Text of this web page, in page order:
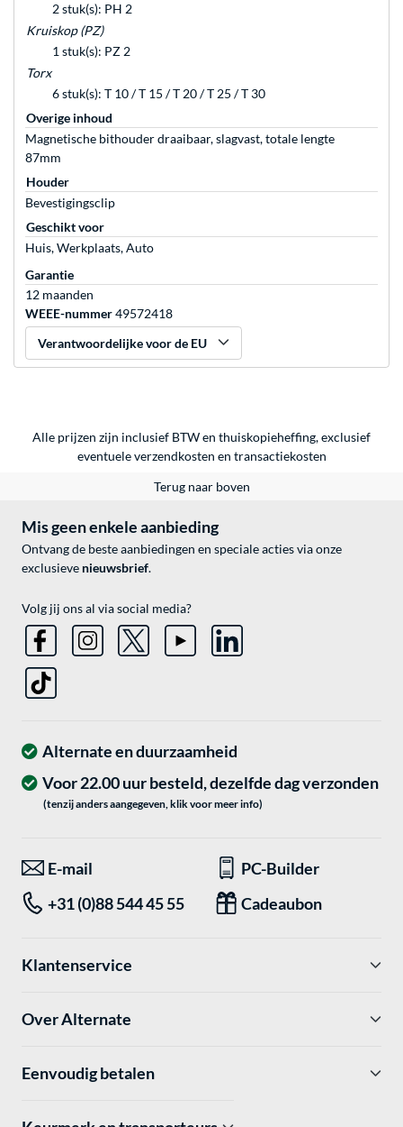
2 stuk(s): PH 2
Kruiskop (PZ)
1 stuk(s): PZ 2
Torx
6 stuk(s): T 10 / T 15 / T 20 / T 25 / T 30
Overige inhoud
Magnetische bithouder draaibaar, slagvast, totale lengte
87mm
Houder
Bevestigingsclip
Geschikt voor
Huis, Werkplaats, Auto
Garantie
12 maanden
WEEE-nummer49572418
Verantwoordelijke voor de EU
Alle prijzen zijn inclusief BTW en thuiskopieheffing, exclusief
eventueleverzendkosten en transactiekosten
Terug naar boven
Mis geen enkele aanbieding
Ontvang de beste aanbiedingen en speciale acties via onze
exclusieve nieuwsbrief.
Volg jij ons al via social media?
Alternate en duurzaamheid
Voor 22.00 uur besteld, dezelfde dag verzonden
(tenzij anders aangegeven, klik voor meer info)
E-mail
PC-Builder
+31 (0)88 544 45 55
Cadeaubon
Klantenservice
Over Alternate
Eenvoudig betalen